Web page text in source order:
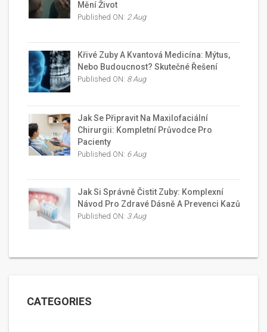
Mění Život
Published ON: 2 Aug
Křivé Zuby A Kvantová Medicína: Mýtus,
Nebo Budoucnost? Skutečné Řešení
Published ON: 8 Aug
Jak Se Připravit Na Maxilofaciální
Chirurgii: Kompletní Průvodce Pro
Pacienty
Published ON: 6 Aug
Jak Si Správně Čistit Zuby: Komplexní
Návod Pro Zdravé Dásně A Prevenci Kazů
Published ON: 3 Aug
CATEGORIES